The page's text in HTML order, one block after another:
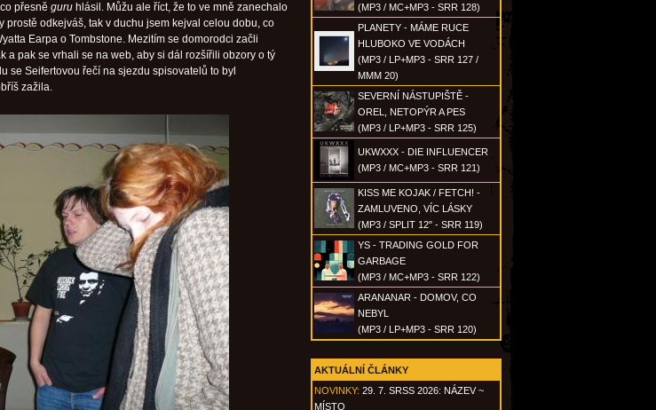
(MP3 / MC+MP3 - SRR 128)
PLANETY - MÁME RUCE
HLUBOKO VE VODÁCH
(MP3 / LP+MP3 - SRR 127 /
MMM 20)
SEVERNÍ NÁSTUPIŠTĚ -
OREL, NETOPÝR A PES
(MP3 / LP+MP3 - SRR 125)
UKWXXX - DIE INFLUENCER
(MP3 / MC+MP3 - SRR 121)
KISS ME KOJAK / FETCH! -
ZAMLUVENO, VÍC LÁSKY
(MP3 / SPLIT 12" - SRR 119)
YS - TRADING GOLD FOR
GARBAGE
(MP3 / MC+MP3 - SRR 122)
ARANANAR - DOMOV, CO
NEBYL
(MP3 / LP+MP3 - SRR 120)
AKTUÁLNÍ ČLÁNKY
NOVINKY: 29. 7. SRSS 2026: NÁZEV ~
MÍSTO
přesně guru hlásil. Můžu ale říct, že to ve mně zanechalo
prostě odkejváš, tak v duchu jsem kejval celou dobu, co
Earpa o Tombstone. Mezitím se domorodci začli
a pak se vrhali se na web, aby si dál rozšířili obzory o tý
se Seifertovou řečí na sjezdu spisovatelů to byl
zažila.